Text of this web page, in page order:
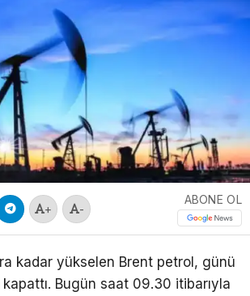
+ -
ABONE OL
kadar yükselen Brent petrol, günü
Bugün saat 09.30 itibarıyla